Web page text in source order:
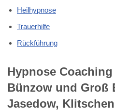
Heilhypnose
Trauerhilfe
Rückführung
Hypnose
Bünzow und Groß
Jasedow,